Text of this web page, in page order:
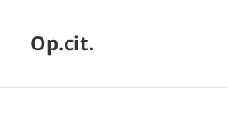
Op.cit.